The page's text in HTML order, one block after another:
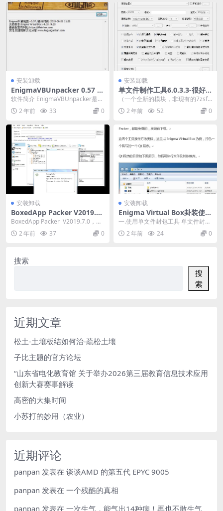
安装卸载
EnigmaVBUnpacker 0.57 完
美汉化版-Enigma Virtual Bo
x 文件解包器
软件简介 EnigmaVBUnpacker是针
对Enigma Virtual B...
2 年前 33 0
安装卸载
单文件制作工具6.0.3.3-很好
用
（一个全新的模块，非现有的7zsf
x、winrar自解压、zlib模块） 20
1... 2 年前 52 0
安装卸载
BoxedApp Packer V2019.7.
0-单文件制作工具-打包神器
BoxedApp Packer V2019.7.0，虚
拟化打包工具，能把.ex...
2 年前 37 0
安装卸载
Enigma Virtual Box卦装使用
教程
一.使用单文件封包工具 单文件封包
工具，顾名思义就是将可执行文件
及其相关依赖打包...
2 年前 24 0
搜索
搜
索
近期文章
松土-土壤板结如何治-疏松土壤
子比主题的官方论坛
“山东省电化教育馆 关于举办2026第三届教育信息技术应用
创新大赛赛事解读
高密的大集时间
小苏打的妙用（农业）
近期评论
panpan 发表在 谈谈AMD 的第五代 EPYC 9005
panpan 发表在 一个残酷的真相
panpan 发表在 一次生气，能气出14种病！再也不敢生气